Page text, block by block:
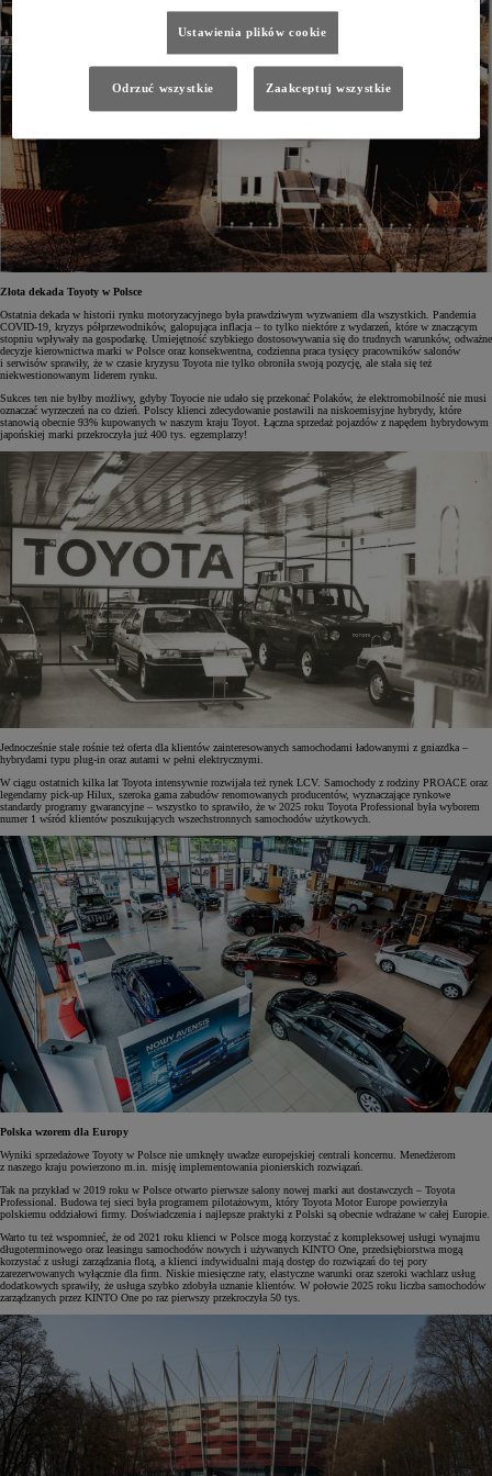
Złota dekada Toyoty w Polsce
Ostatnia dekada w historii rynku motoryzacyjnego była prawdziwym wyzwaniem dla wszystkich. Pandemia
COVID-19, kryzys półprzewodników, galopująca inflacja – to tylko niektóre z wydarzeń, które w znaczącym
stopniu wpływały na gospodarkę. Umiejętność szybkiego dostosowywania się do trudnych warunków, odważne
decyzje kierownictwa marki w Polsce oraz konsekwentna, codzienna praca tysięcy pracowników salonów
i serwisów sprawiły, że w czasie kryzysu Toyota nie tylko obroniła swoją pozycję, ale stała się też
niekwestionowanym liderem rynku.
Sukces ten nie byłby możliwy, gdyby Toyocie nie udało się przekonać Polaków, że elektromobilność nie musi
oznaczać wyrzeczeń na co dzień. Polscy klienci zdecydowanie postawili na niskoemisyjne hybrydy, które
stanowią obecnie 93% kupowanych w naszym kraju Toyot. Łączna sprzedaż pojazdów z napędem hybrydowym
japońskiej marki przekroczyła już 400 tys. egzemplarzy!
Jednocześnie stale rośnie też oferta dla klientów zainteresowanych samochodami ładowanymi z gniazdka –
hybrydami typu plug-in oraz autami w pełni elektrycznymi.
W ciągu ostatnich kilka lat Toyota intensywnie rozwijała też rynek LCV. Samochody z rodziny PROACE oraz
legendarny pick-up Hilux, szeroka gama zabudów renomowanych producentów, wyznaczające rynkowe
standardy programy gwarancyjne – wszystko to sprawiło, że w 2025 roku Toyota Professional była wyborem
numer 1 wśród klientów poszukujących wszechstronnych samochodów użytkowych.
Polska wzorem dla Europy
Wyniki sprzedażowe Toyoty w Polsce nie umknęły uwadze europejskiej centrali koncernu. Menedżerom
z naszego kraju powierzono m.in. misję implementowania pionierskich rozwiązań.
Tak na przykład w 2019 roku w Polsce otwarto pierwsze salony nowej marki aut dostawczych – Toyota
Professional. Budowa tej sieci była programem pilotażowym, który Toyota Motor Europe powierzyła
polskiemu oddziałowi firmy. Doświadczenia i najlepsze praktyki z Polski są obecnie wdrażane w całej Europie.
Warto tu też wspomnieć, że od 2021 roku klienci w Polsce mogą korzystać z kompleksowej usługi wynajmu
długoterminowego oraz leasingu samochodów nowych i używanych KINTO One, przedsiębiorstwa mogą
korzystać z usługi zarządzania flotą, a klienci indywidualni mają dostęp do rozwiązań do tej pory
zarezerwowanych wyłącznie dla firm. Niskie miesięczne raty, elastyczne warunki oraz szeroki wachlarz usług
dodatkowych sprawiły, że usługa szybko zdobyła uznanie klientów. W połowie 2025 roku liczba samochodów
zarządzanych przez KINTO One po raz pierwszy przekroczyła 50 tys.
Ustawienia plików cookie
Odrzuć wszystkie Zaakceptuj wszystkie